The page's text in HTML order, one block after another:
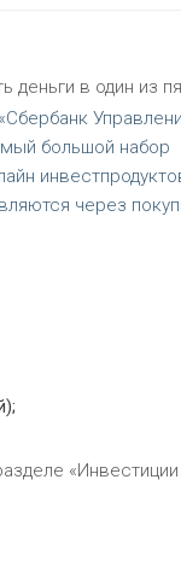
в один из
большой набор
через
«Инвестиции